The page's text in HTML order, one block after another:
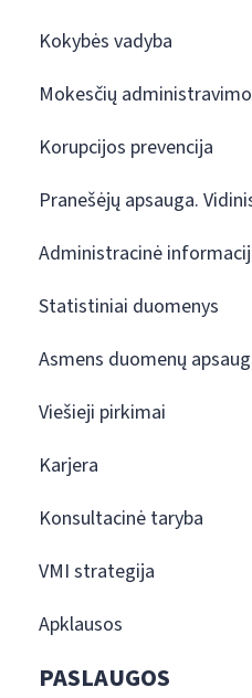
Kokybės vadyba
Mokesčių
Korupcijos prevencija
Pranešėjų apsauga.
Administracinė
Statistiniai duomenys
Asmens duomenų
Viešieji pirkimai
Karjera
Konsultacinė taryba
VMI strategija
Apklausos
PASLAUGOS